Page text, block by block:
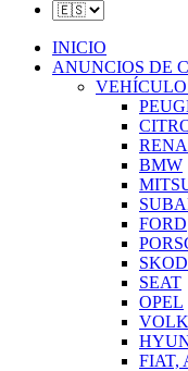
INICIO
ANUNCIOS DE
BMW
FORD
SEAT
OPEL
FIAT,